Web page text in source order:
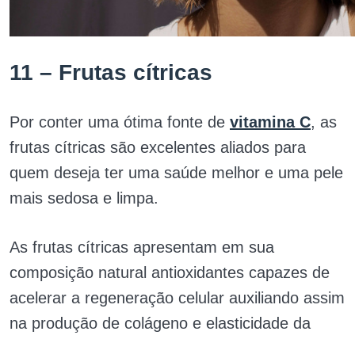
11 – Frutas cítricas
Por conter uma ótima fonte de vitamina C, as
frutas cítricas são excelentes aliados para
quem deseja ter uma saúde melhor e uma pele
mais sedosa e limpa.
As frutas cítricas apresentam em sua
composição natural antioxidantes capazes de
acelerar a regeneração celular auxiliando assim
na produção de colágeno e elasticidade da